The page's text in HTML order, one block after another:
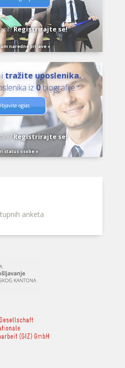
Registrirajte se!
naredne prijave »
tražite uposlenika.
iz 0biografije
oglas
Registrirajte se!
status osobe »
anketa